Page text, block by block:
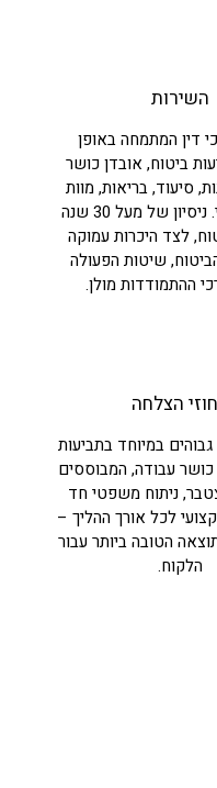
השירות
דין המתמחה באופן
ביטוח, אובדן כושר
סיעוד, בריאות, מוות
וביטוח לאומי. ניסיון של מעל 30 שנה
לצד היכרות עמוקה
שיטות הפעולה
ההתמודדות מולן.
הצלחה
במיוחד בתביעות
כושר עבודה, המבוססים
ניתוח משפטי חד
לכל אורך ההליך –
הטובה ביותר עבור
הלקוח.